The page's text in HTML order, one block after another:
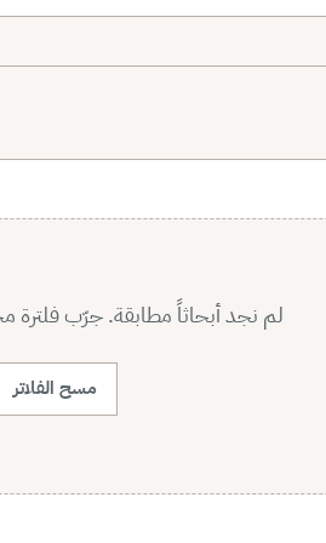
لم نجد أبحاثاً مطابقة. جرّب فلترة
مسح الفلاتر